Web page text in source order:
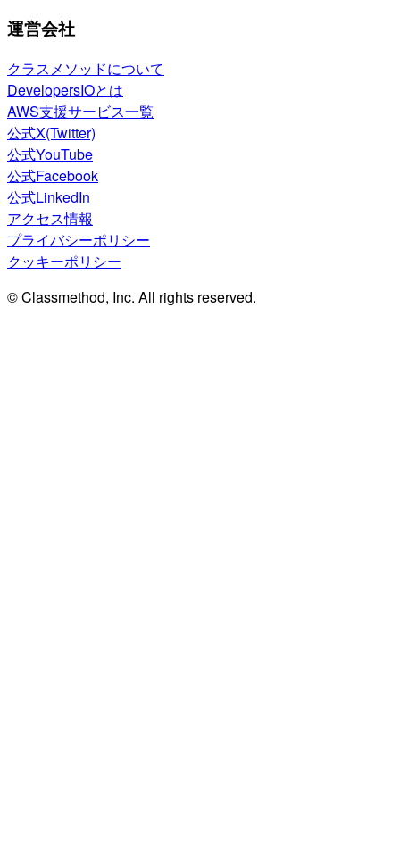
運営会社
クラスメソッドについて
DevelopersIOとは
AWS支援サービス一覧
公式X(Twitter)
公式YouTube
公式Facebook
公式LinkedIn
アクセス情報
プライバシーポリシー
クッキーポリシー
© Classmethod, Inc. All rights reserved.